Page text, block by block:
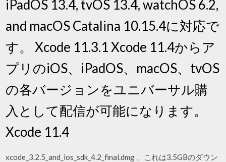
iPadOS 13.4, tvOS 13.4, watchOS 6.2,
and macOS Catalina 10.15.4に対応で
す。 Xcode 11.3.1 Xcode 11.4からア
プリのiOS、iPadOS、macOS、tvOS
の各バージョンをユニバーサル購
入として配信が可能になります。
Xcode 11.4
xcode_3.2.5_and_ios_sdk_4.2_final.dmg 、これは3.5GBのダウン